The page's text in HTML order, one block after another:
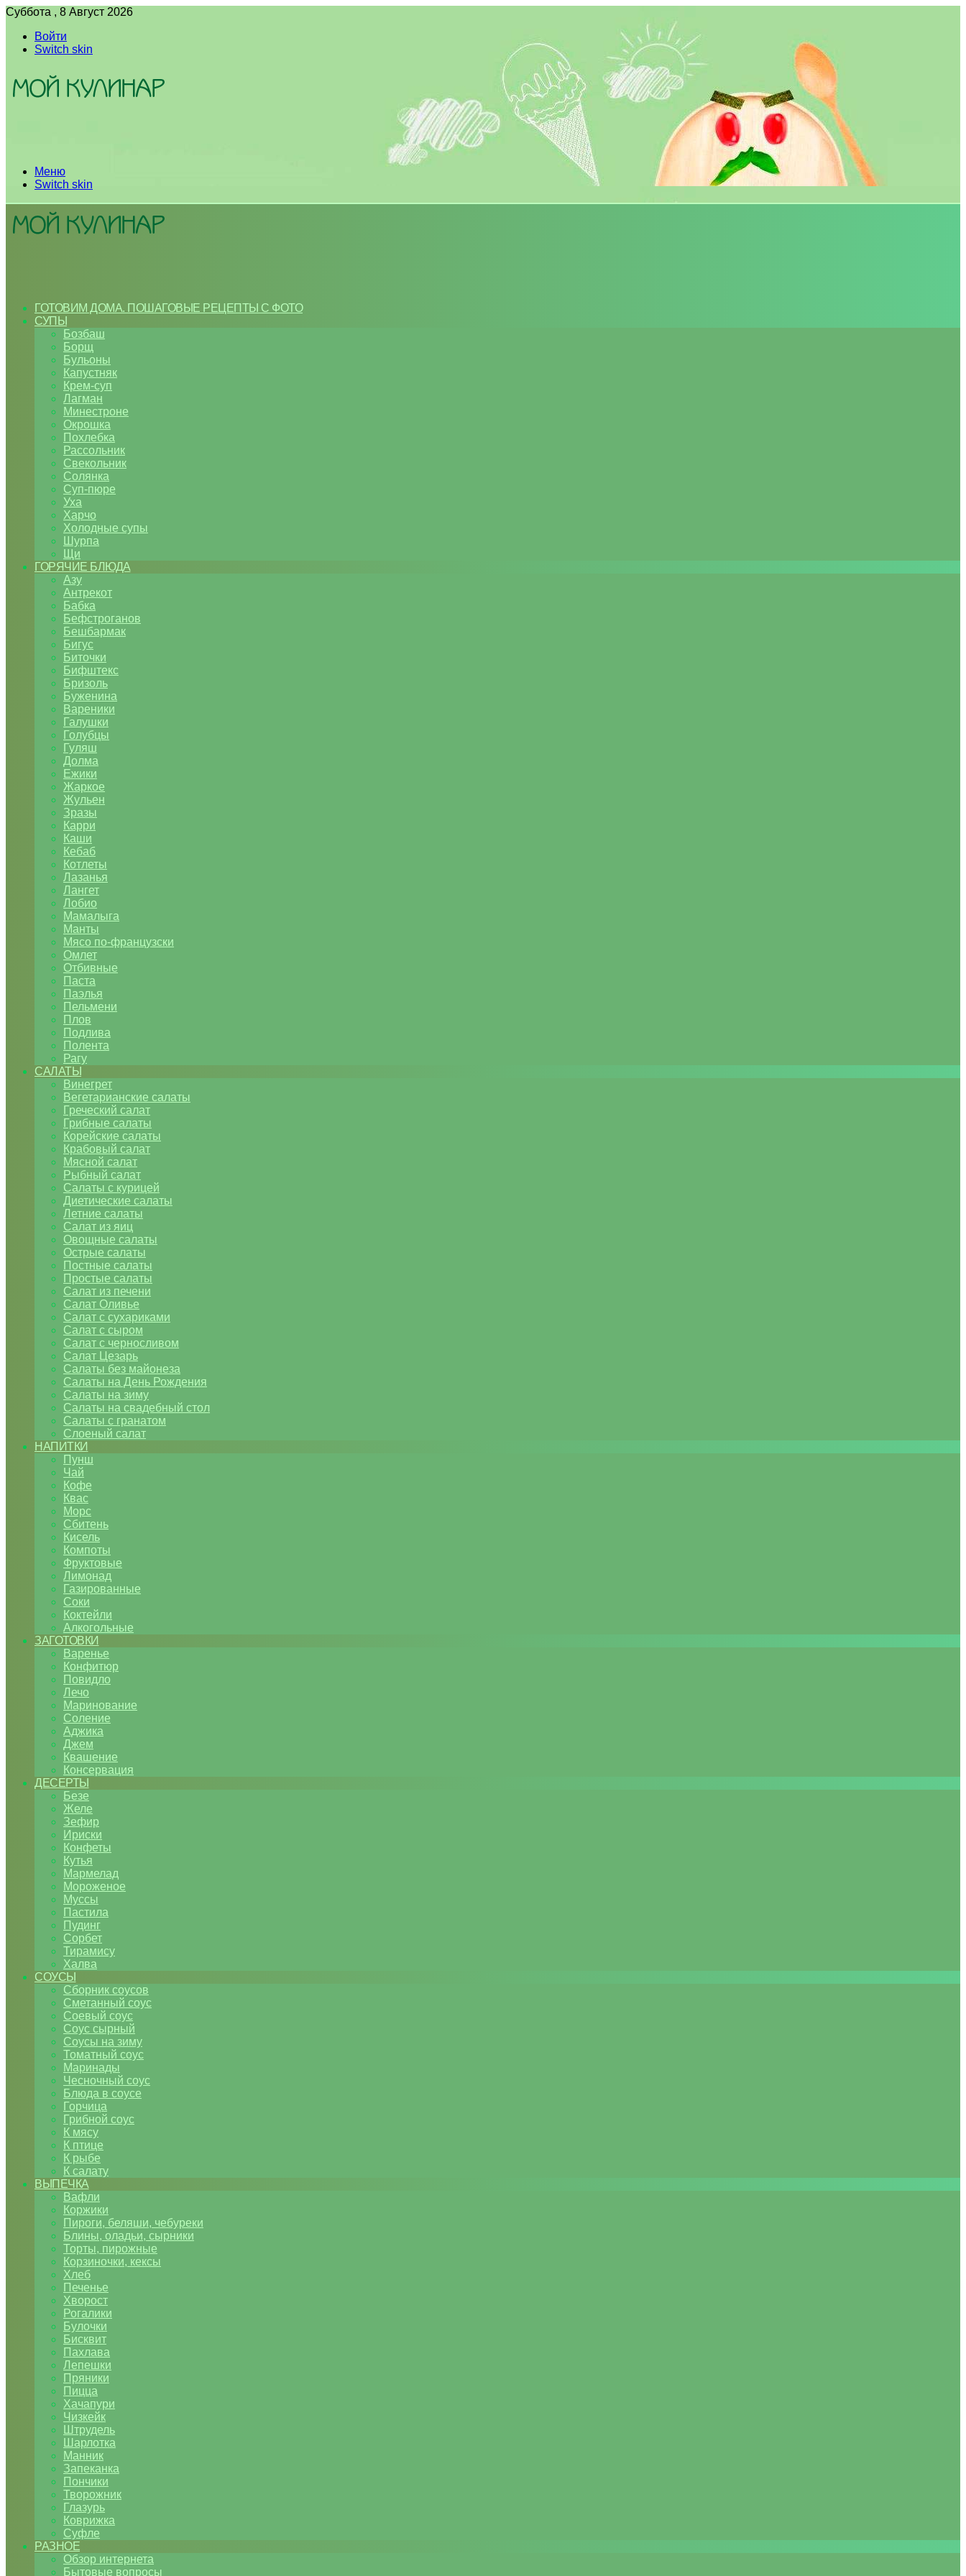
Суббота , 8 Август 2026
Войти
Switch skin
Меню
Switch skin
ГОТОВИМ ДОМА. ПОШАГОВЫЕ РЕЦЕПТЫ С ФОТО
СУПЫ
Бозбаш
Борщ
Бульоны
Капустняк
Крем-суп
Лагман
Минестроне
Окрошка
Похлебка
Рассольник
Свекольник
Солянка
Суп-пюре
Уха
Харчо
Холодные супы
Шурпа
Щи
ГОРЯЧИЕ БЛЮДА
Азу
Антрекот
Бабка
Бефстроганов
Бешбармак
Бигус
Биточки
Бифштекс
Бризоль
Буженина
Вареники
Галушки
Голубцы
Гуляш
Долма
Ежики
Жаркое
Жульен
Зразы
Карри
Каши
Кебаб
Котлеты
Лазанья
Лангет
Лобио
Мамалыга
Манты
Мясо по-французски
Омлет
Отбивные
Паста
Паэлья
Пельмени
Плов
Подлива
Полента
Рагу
САЛАТЫ
Винегрет
Вегетарианские салаты
Греческий салат
Грибные салаты
Корейские салаты
Крабовый салат
Мясной салат
Рыбный салат
Салаты с курицей
Диетические салаты
Летние салаты
Салат из яиц
Овощные салаты
Острые салаты
Постные салаты
Простые салаты
Салат из печени
Салат Оливье
Салат с сухариками
Салат с сыром
Салат с черносливом
Салат Цезарь
Салаты без майонеза
Салаты на День Рождения
Салаты на зиму
Салаты на свадебный стол
Салаты с гранатом
Слоеный салат
НАПИТКИ
Пунш
Чай
Кофе
Квас
Морс
Сбитень
Кисель
Компоты
Фруктовые
Лимонад
Газированные
Соки
Коктейли
Алкогольные
ЗАГОТОВКИ
Варенье
Конфитюр
Повидло
Лечо
Маринование
Соление
Аджика
Джем
Квашение
Консервация
ДЕСЕРТЫ
Безе
Желе
Зефир
Ириски
Конфеты
Кутья
Мармелад
Мороженое
Муссы
Пастила
Пудинг
Сорбет
Тирамису
Халва
СОУСЫ
Сборник соусов
Сметанный соус
Соевый соус
Соус сырный
Соусы на зиму
Томатный соус
Маринады
Чесночный соус
Блюда в соусе
Горчица
Грибной соус
К мясу
К птице
К рыбе
К салату
ВЫПЕЧКА
Вафли
Коржики
Пироги, беляши, чебуреки
Блины, оладьи, сырники
Торты, пирожные
Корзиночки, кексы
Хлеб
Печенье
Хворост
Рогалики
Булочки
Бисквит
Пахлава
Лепешки
Пряники
Пицца
Хачапури
Чизкейк
Штрудель
Шарлотка
Манник
Запеканка
Пончики
Творожник
Глазурь
Коврижка
Суфле
РАЗНОЕ
Обзор интернета
Бытовые вопросы